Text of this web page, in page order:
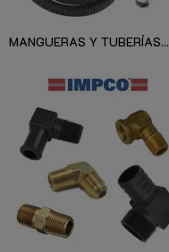
MANGUERAS Y TUBERÍAS...